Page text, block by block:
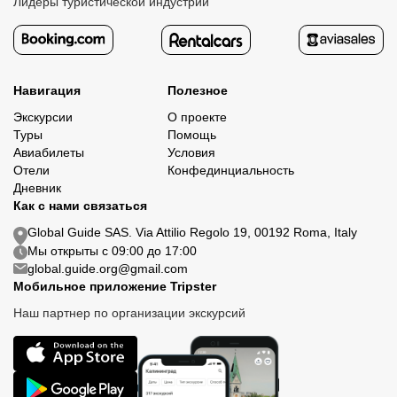
Навигация
Экскурсии
Туры
Авиабилеты
Отели
Дневник
Полезное
О проекте
Помощь
Условия
Конфединциальность
Как с нами связаться
Global Guide SAS. Via Attilio Regolo 19, 00192 Roma, Italy
Мы открыты с 09:00 до 17:00
global.guide.org@gmail.com
Мобильное приложение Tripster
Наш партнер по организации экскурсий